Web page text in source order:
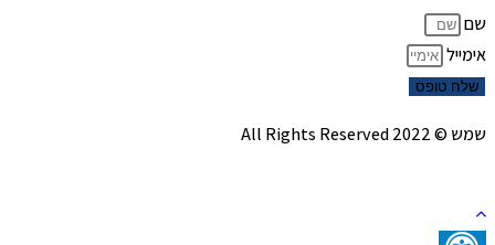
שם
אימייל
שלח טופס
שמש © 2022 All Rights Reserved